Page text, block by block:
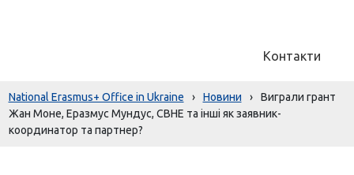
Контакти
National Erasmus+ Office in Ukraine › Новини ›
Виграли грант
Жан Моне, Еразмус Мундус, СВНЕ та інші як заявник-
координатор та партнер?